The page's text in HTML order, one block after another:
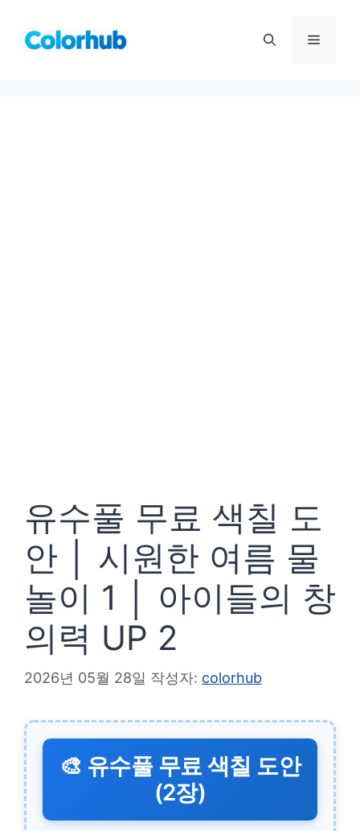
메
유수풀 무료 색칠 도
안 │ 시원한 여름 물
놀이 1 │ 아이들의 창
의력 UP 2
2026년 05월 28일 작성자: colorhub
🎨 유수풀 무료 색칠 도안
(2장)